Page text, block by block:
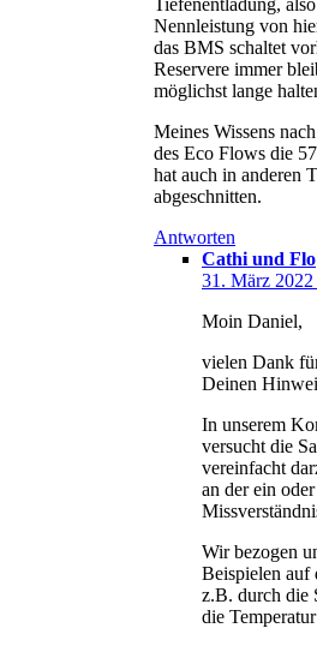
Tiefenentladung,
Nennleistung von
das BMS schaltet
Reservere immer
möglichst lange
Meines Wissens
des Eco Flows die
hat auch in anderen
abgeschnitten.
Antworten
Cathi und Flo
31. März
Moin Daniel,
vielen Dank
Deinen
In unserem
versucht die
vereinfacht
an der ein
Wir bezogen
Beispielen auf
z.B. durch die
die